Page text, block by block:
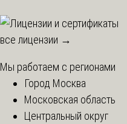
все лицензии →
Мы работаем с регионами
Город Москва
Московская область
Центральный округ